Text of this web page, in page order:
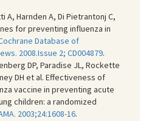
A, Harnden A, Di Pietrantonj C,
for preventing influenza in
Database of
2008.Issue 2; CD004879.
DP, Paradise JL, Rockette
DH et al. Effectiveness of
vaccine in preventing acute
children: a randomized
2003;24:1608-16.